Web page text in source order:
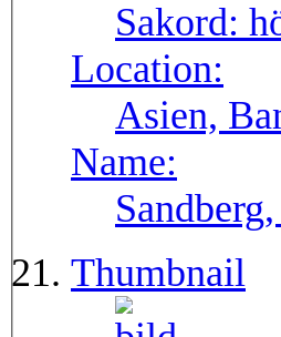
Sakord:
Location:
Asien,
Name:
Thumbnail